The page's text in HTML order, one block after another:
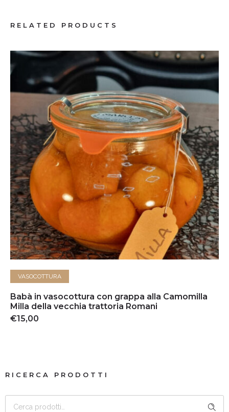
RELATED PRODUCTS
AGGIUNGI AL CARRELLO
VASOCOTTURA
Babà in vasocottura con grappa alla Camomilla
Milla della vecchia trattoria Romani
€15,00
RICERCA PRODOTTI
CERCA